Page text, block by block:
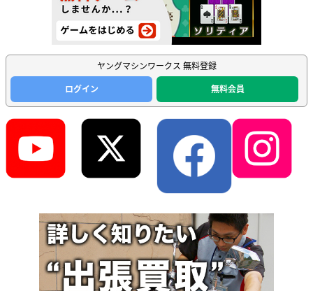
ヤングマシンワークス 無料登録
ログイン
無料会員